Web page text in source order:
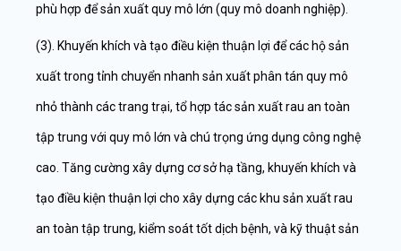
phù hợp để sản xuất quy mô lớn (quy mô doanh nghiệp).
(3). Khuyến khích và tạo điều kiện thuận lợi để các hộ sản
xuất trong tỉnh chuyển nhanh sản xuất phân tán quy mô
nhỏ thành các trang trại, tổ hợp tác sản xuất rau an toàn
tập trung với quy mô lớn và chú trọng ứng dụng công nghệ
cao. Tăng cường xây dựng cơ sở hạ tầng, khuyến khích và
tạo điều kiện thuận lợi cho xây dựng các khu sản xuất rau
an toàn tập trung, kiểm soát tốt dịch bệnh, và kỹ thuật sản